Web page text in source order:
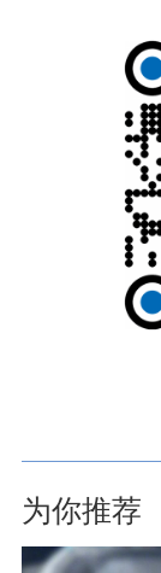
为你推荐